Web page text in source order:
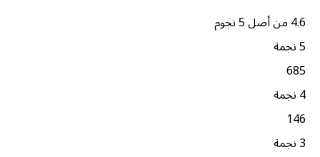
المنتجات
التسعير
الشركة
المجتمع
المدونة
عربة التسوق
4.6 من أصل 5 نجوم
5 نجمة
685
4 نجمة
146
3 نجمة